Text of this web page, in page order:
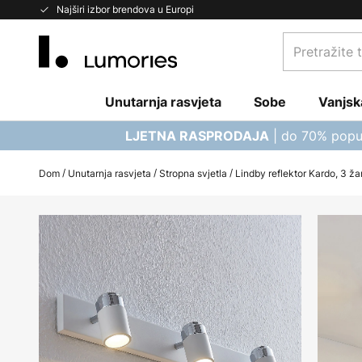
Najširi izbor brendova u Europi
Skip
Pretražite
trgovinu...
Unutarnja rasvjeta Sobe
LJETNA RASPRODAJA | do 70%
Dom Unutarnja rasvjeta Stropna svjetla Lindby reflektor Kardo, 3
Skip
to
the
end
of
the
images